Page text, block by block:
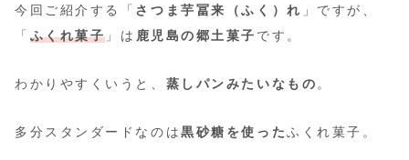
今回ご紹介する「 さつま芋冨来（ふく）れ 」ですが、
「 ふくれ菓子 」は 鹿児島の郷土菓子 です。
わかりやすくいうと、 蒸しパンみたいなもの。
多分スタンダードなのは黒砂糖を使ったふくれ菓子。